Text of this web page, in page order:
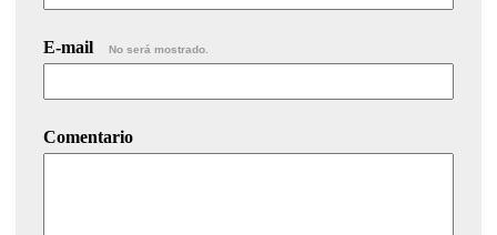
E-mail No será mostrado.
Comentario